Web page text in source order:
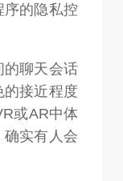
的隐私控
的聊天会话
接近程度
或AR中体
实有人会